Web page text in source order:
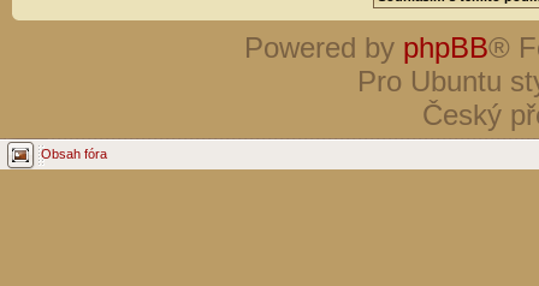
Powered by phpBB®
Pro Ubuntu
Český
Obsah fóra